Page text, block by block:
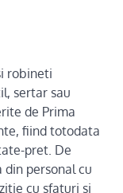
robineti
sertar sau
de Prima
fiind totodata
pret. De
personal cu
cu sfaturi si